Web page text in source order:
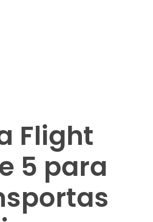
Flight
5 para